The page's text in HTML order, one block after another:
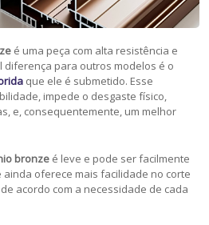
é uma peça com alta resistência e
diferença para outros modelos é o
que ele é submetido. Esse
impede o desgaste físico,
e, consequentemente, um melhor
bronze é leve e pode ser facilmente
oferece mais facilidade no corte
acordo com a necessidade de cada